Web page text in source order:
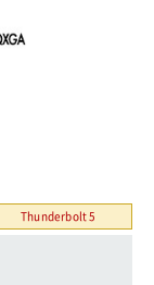
Thunderbolt 5